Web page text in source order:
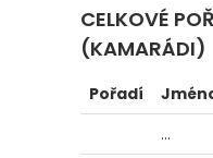
CELKOVÉ
(KAMARÁDI)
Pořadí
...